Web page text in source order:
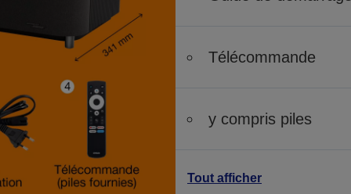
Télécommande
y compris piles
Tout afficher